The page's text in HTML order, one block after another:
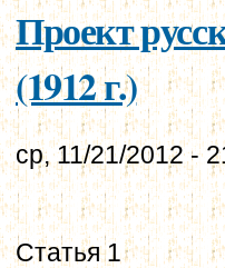
Проект
(1912 г.)
ср, 11/21/2012 -
Статья 1